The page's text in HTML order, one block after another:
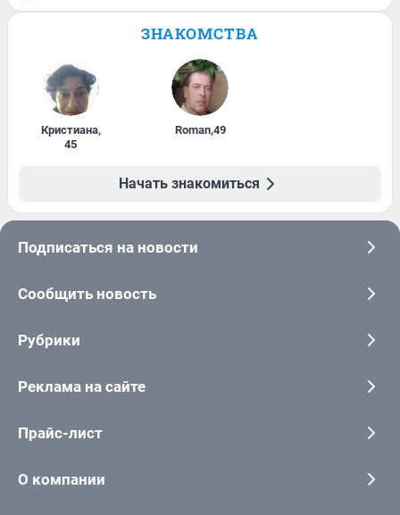
ЗНАКОМСТВА
Кристиана,
45
Roman,49
Начать знакомиться
Подписаться на новости
Сообщить новость
Рубрики
Реклама на сайте
Прайс-лист
О компании